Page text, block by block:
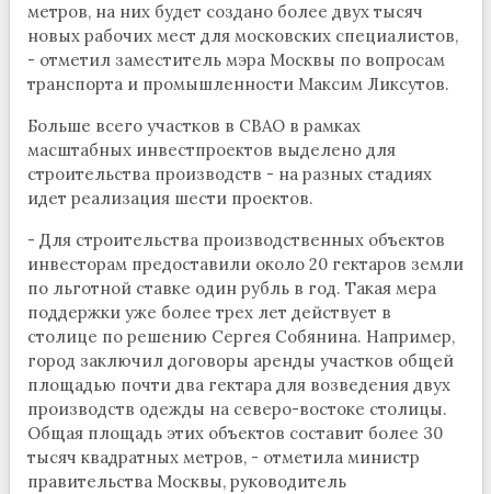
метров, на них будет создано более двух тысяч
новых рабочих мест для московских специалистов,
- отметил заместитель мэра Москвы по вопросам
транспорта и промышленности Максим Ликсутов.
Больше всего участков в СВАО в рамках
масштабных инвестпроектов выделено для
строительства производств - на разных стадиях
идет реализация шести проектов.
- Для строительства производственных объектов
инвесторам предоставили около 20 гектаров земли
по льготной ставке один рубль в год. Такая мера
поддержки уже более трех лет действует в
столице по решению Сергея Собянина. Например,
город заключил договоры аренды участков общей
площадью почти два гектара для возведения двух
производств одежды на северо-востоке столицы.
Общая площадь этих объектов составит более 30
тысяч квадратных метров, - отметила министр
правительства Москвы, руководитель